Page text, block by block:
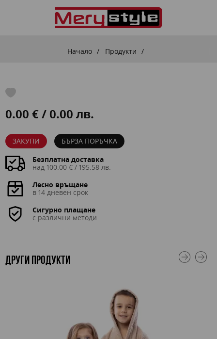
Начало Продукти
0.00 € / 0.00 лв.
ЗАКУПИ
БЪРЗА ПОРЪЧКА
Безплатна доставка
над 100.00 € / 195.58 лв.
Лесно връщане
в 14 дневен срок
Сигурно плащане
с различни методи
ДРУГИ ПРОДУКТИ